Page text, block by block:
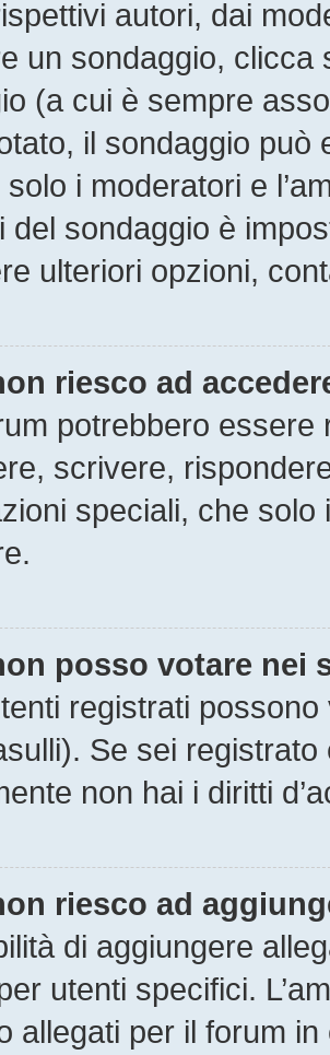
autori, dai
un sondaggio,
(a cui è sempre
il sondaggio può
i moderatori e
del sondaggio è
ulteriori opzioni,
riesco ad
potrebbero
scrivere,
speciali, che solo
posso votare nei
registrati
Se sei
non hai i diritti
riesco ad
di aggiungere
utenti specifici.
allegati per il forum